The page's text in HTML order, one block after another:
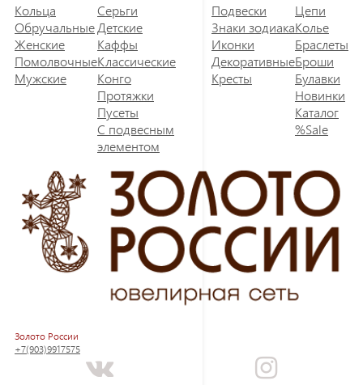
Кольца
Обручальные
Женские
Помолвочные
Мужские
Серьги
Детские
Каффы
Классические
Конго
Протяжки
Пусеты
С подвесным
элементом
Подвески
Знаки зодиака
Иконки
Декоративные
Кресты
Цепи
Колье
Браслеты
Броши
Булавки
Новинки
Каталог
%Sale
Золото России
+7(903)9917575